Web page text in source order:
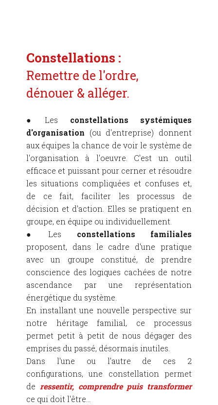
Constellations :
Remettre de l'ordre,
dénouer & alléger.
● Les constellations systémiques
d'organisation (ou d'entreprise) donnent
aux équipes la chance de voir le système de
l'organisation à l'oeuvre. C'est un outil
efficace et puissant pour cerner et résoudre
les situations compliquées et confuses et,
de ce fait, faciliter
les processus de
décision et d'action. Elles se pratiquent en
groupe, en équipe ou individuellement.
● Les constellations familiales
proposent, dans le cadre d'une pratique
avec un groupe constitué, de prendre
conscience des logiques cachées de notre
ascendance par une représentation
énergétique du système.
En installant une nouvelle perspective sur
notre héritage familial, ce processus
permet petit à petit de nous dégager des
emprises du passé, désormais inutiles.
Dans l'une ou l'autre de ces 2
configurations, une constellation permet
de ressentir, comprendre puis transformer
ce qui doit l'être...